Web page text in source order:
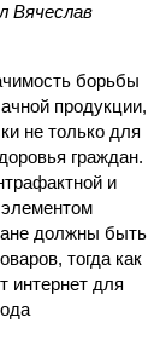
Вячеслав
борьбы
продукции,
не только для
граждан.
и
должны быть
тогда как
интернет для